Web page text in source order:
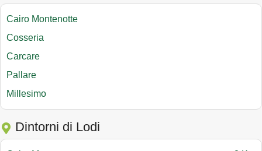
Cairo Montenotte
Cosseria
Carcare
Pallare
Millesimo
Dintorni di Lodi